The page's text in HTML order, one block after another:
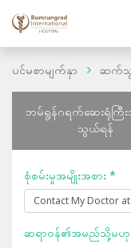
ပင်မစာမျက်နှာ ဆက်
ဘမ်ရွန်ဂရက်ဆေးရုံက
သွယ်ရန်
စုံစမ်းမှုအမျိုးအစား *
ဆရာဝန်၏အမည်သို့မဟု